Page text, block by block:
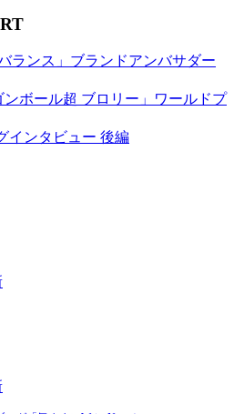
ランス」ブランドアンバサダー
ンボール超 ブロリー」ワールドプ
インタビュー 後編